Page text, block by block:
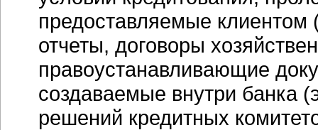
предоставляемые клиентом
отчеты, договоры
правоустанавливающие
создаваемые внутри банка
решений кредитных